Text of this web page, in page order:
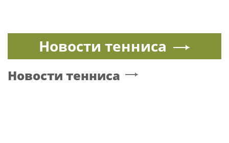
Новости тенниса
Новости тенниса